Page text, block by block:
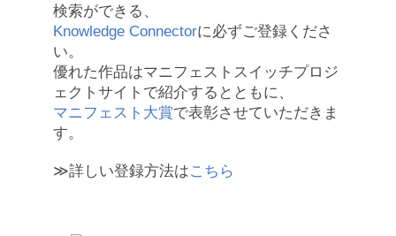
検索ができる、
Knowledge Connectorに必ずご登録くださ
い。
優れた作品はマニフェストスイッチプロジ
ェクトサイトで紹介するとともに、
マニフェスト大賞で表彰させていただきま
す。
≫詳しい登録方法はこちら